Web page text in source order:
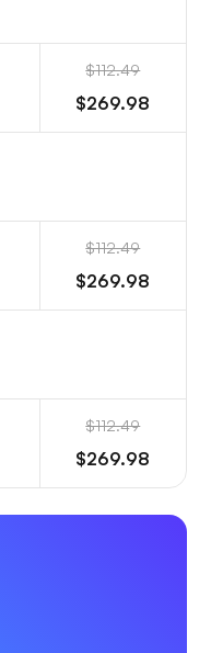
$112.49
$269.98
$112.49
$269.98
$112.49
$269.98